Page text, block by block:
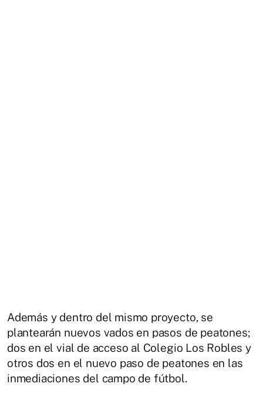
Además y dentro del mismo proyecto, se
plantearán nuevos vados en pasos de peatones;
dos en el vial de acceso al Colegio Los Robles y
otros dos en el nuevo paso de peatones en las
inmediaciones del campo de fútbol.